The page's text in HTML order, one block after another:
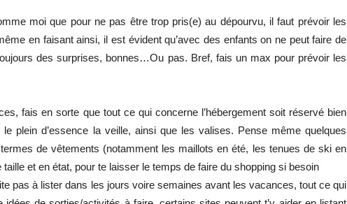
moi que pour ne pas être trop pris(e) au dépourvu, il faut prévoir les
en faisant ainsi, il est évident qu’avec des enfants on ne peut faire de
des surprises, bonnes…Ou pas. Bref, fais un max pour prévoir les
fais en sorte que tout ce qui concerne l’hébergement soit réservé bien
plein d’essence la veille, ainsi que les valises. Pense même quelques
de vêtements (notamment les maillots en été, les tenues de ski en
et en état, pour te laisser le temps de faire du shopping si besoin
pas à lister dans les jours voire semaines avant les vacances, tout ce qui